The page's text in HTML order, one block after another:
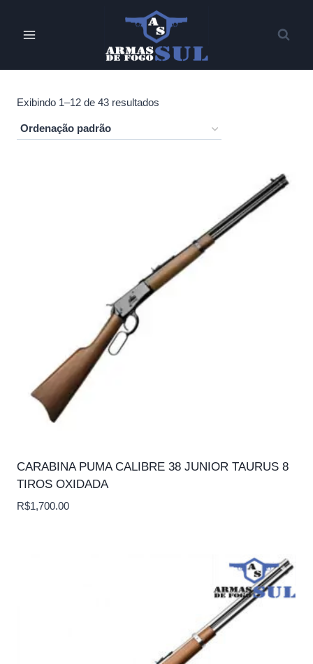
Exibindo 1–12 de 43 resultados
CARABINA PUMA CALIBRE 38 JUNIOR TAURUS 8
TIROS OXIDADA
R$1,700.00